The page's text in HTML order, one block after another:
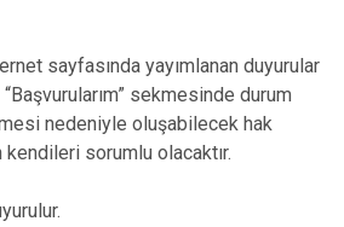
sayfasında yayımlanan duyurular
sekmesinde durum
nedeniyle oluşabilecek hak
kendileri sorumlu olacaktır.